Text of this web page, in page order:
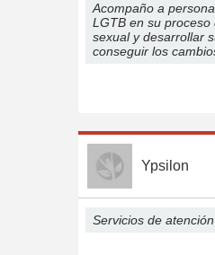
Acompaño a
LGTB en su proceso
sexual y desarrollar
conseguir los
Ypsilon
Servicios de atención